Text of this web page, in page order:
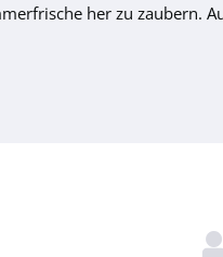
her zu zaubern.